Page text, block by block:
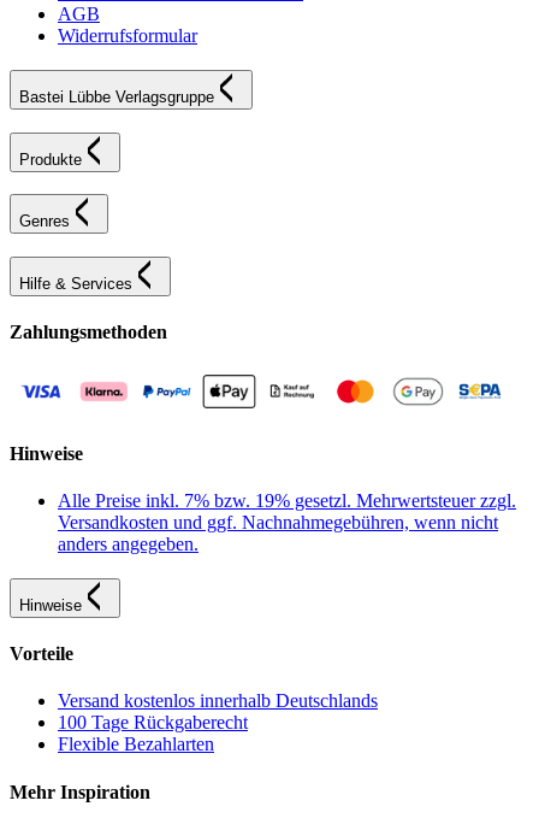
AGB
Widerrufsformular
Bastei Lübbe Verlagsgruppe
Produkte
Genres
Hilfe & Services
Zahlungsmethoden
Hinweise
Alle Preise inkl. 7% bzw. 19% gesetzl. Mehrwertsteuer zzgl.
Versandkosten und ggf. Nachnahmegebühren, wenn nicht
anders angegeben.
Hinweise
Vorteile
Versand kostenlos innerhalb Deutschlands
100 Tage Rückgaberecht
Flexible Bezahlarten
Mehr Inspiration